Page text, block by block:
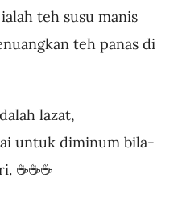
teh susu manis
teh panas di
lazat,
untuk diminum bila-
☕️☕️☕️